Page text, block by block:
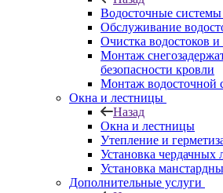
Водосточные системы
Обслуживание
Очистка водостоков и
Монтаж
безопасности кровли
Монтаж водосточной
Окна и лестницы
Назад
Окна и лестницы
Утепление и
Установка чердачных
Установка
Дополнительные услуги